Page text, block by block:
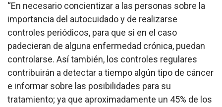
“En necesario concientizar a las personas sobre la
importancia del autocuidado y de realizarse
controles periódicos, para que si en el caso
padecieran de alguna enfermedad crónica, puedan
controlarse. Así también, los controles regulares
contribuirán a detectar a tiempo algún tipo de cáncer
e informar sobre las posibilidades para su
tratamiento; ya que aproximadamente un 45% de los